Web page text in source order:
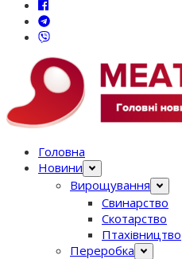
Головна
Новини
Вирощування
Свинарство
Скотарство
Птахівництво
Переробка